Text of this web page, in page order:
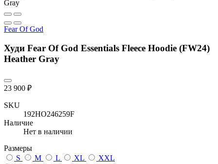
Fear Of God
Худи Fear Of God Essentials Fleece Hoodie (FW24)
Heather Gray
23 900 ₽
SKU
192HO246259F
Наличие
Нет в наличии
Размеры
S
M L XL
XXL